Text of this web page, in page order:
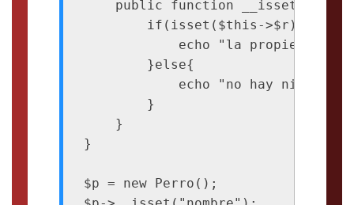
    public function __isset($r){
        if(isset($this->$r)){
echo "la propiedad
        }else{
echo "no hay ninguna
        }
    }
}
$p = new Perro();